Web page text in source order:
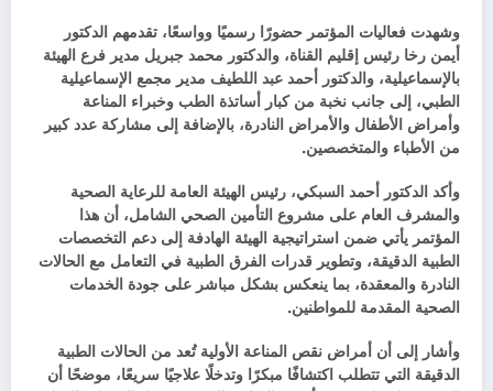
وشهدت فعاليات المؤتمر حضورًا رسميًا وواسعًا، تقدمهم الدكتور
أيمن رخا رئيس إقليم القناة، والدكتور محمد جبريل مدير فرع الهيئة
بالإسماعيلية، والدكتور أحمد عبد اللطيف مدير مجمع الإسماعيلية
الطبي، إلى جانب نخبة من كبار أساتذة الطب وخبراء المناعة
وأمراض الأطفال والأمراض النادرة، بالإضافة إلى مشاركة عدد كبير
من الأطباء والمتخصصين.
وأكد الدكتور أحمد السبكي، رئيس الهيئة العامة للرعاية الصحية
والمشرف العام على مشروع التأمين الصحي الشامل، أن هذا
المؤتمر يأتي ضمن استراتيجية الهيئة الهادفة إلى دعم التخصصات
الطبية الدقيقة، وتطوير قدرات الفرق الطبية في التعامل مع الحالات
النادرة والمعقدة، بما ينعكس بشكل مباشر على جودة الخدمات
الصحية المقدمة للمواطنين.
وأشار إلى أن أمراض نقص المناعة الأولية تُعد من الحالات الطبية
الدقيقة التي تتطلب اكتشافًا مبكرًا وتدخلًا علاجيًا سريعًا، موضحًا أن